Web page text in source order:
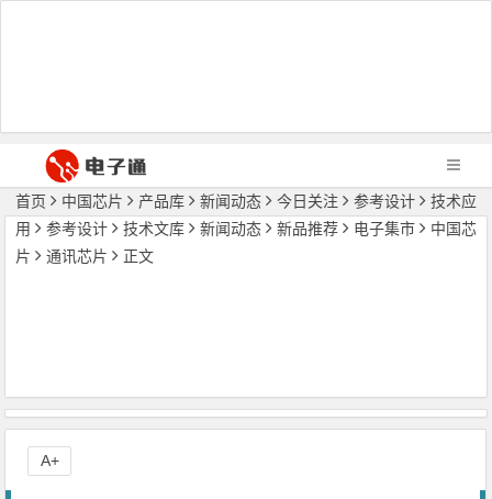
首页 中国芯片 产品库 新闻动态 今日关注 参考设计
技术应
用
参考设计 技术文库 新闻动态 新品推荐 电子集市
中国芯
片
通讯芯片 正文
A+